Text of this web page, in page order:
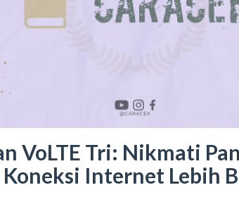
VoLTE Tri: Nikmati
Koneksi Internet Lebih